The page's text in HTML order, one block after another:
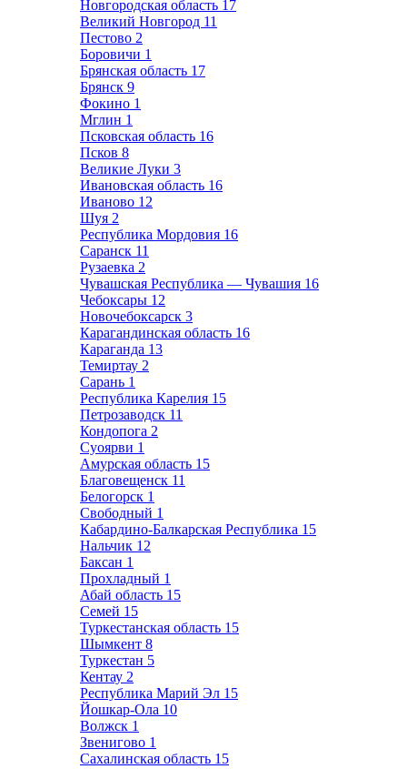
Новгородская область 17
Великий Новгород 11
Пестово 2
Боровичи 1
Брянская область 17
Брянск 9
Фокино 1
Мглин 1
Псковская область 16
Псков 8
Великие Луки 3
Ивановская область 16
Иваново 12
Шуя 2
Республика Мордовия 16
Саранск 11
Рузаевка 2
Чувашская Республика — Чувашия 16
Чебоксары 12
Новочебоксарск 3
Карагандинская область 16
Караганда 13
Темиртау 2
Сарань 1
Республика Карелия 15
Петрозаводск 11
Кондопога 2
Суоярви 1
Амурская область 15
Благовещенск 11
Белогорск 1
Свободный 1
Кабардино-Балкарская Республика 15
Нальчик 12
Баксан 1
Прохладный 1
Абай область 15
Семей 15
Туркестанская область 15
Шымкент 8
Туркестан 5
Кентау 2
Республика Марий Эл 15
Йошкар-Ола 10
Волжск 1
Звенигово 1
Сахалинская область 15